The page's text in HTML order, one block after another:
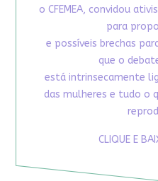
o CFEMEA, convidou
para
e possíveis brechas
que o
está intrinsecamente
das mulheres e tudo o
CLIQUE E